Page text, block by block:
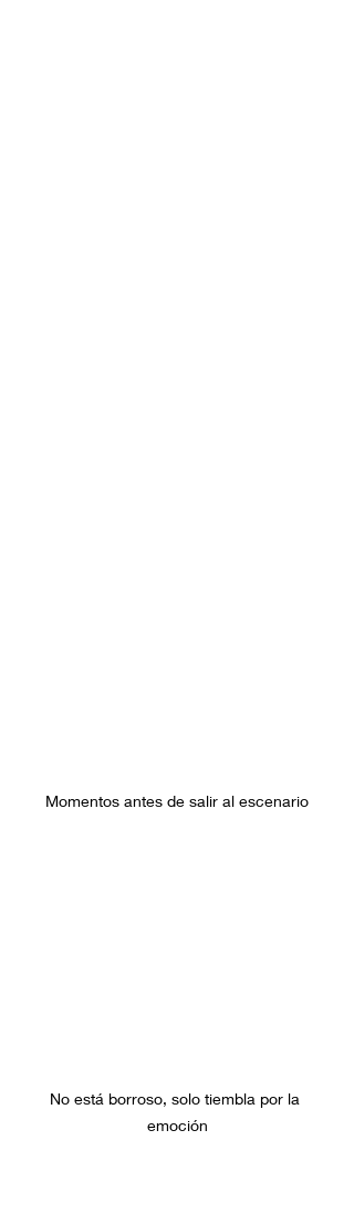
Momentos antes de salir al escenario
No está borroso, solo tiembla por la
emoción